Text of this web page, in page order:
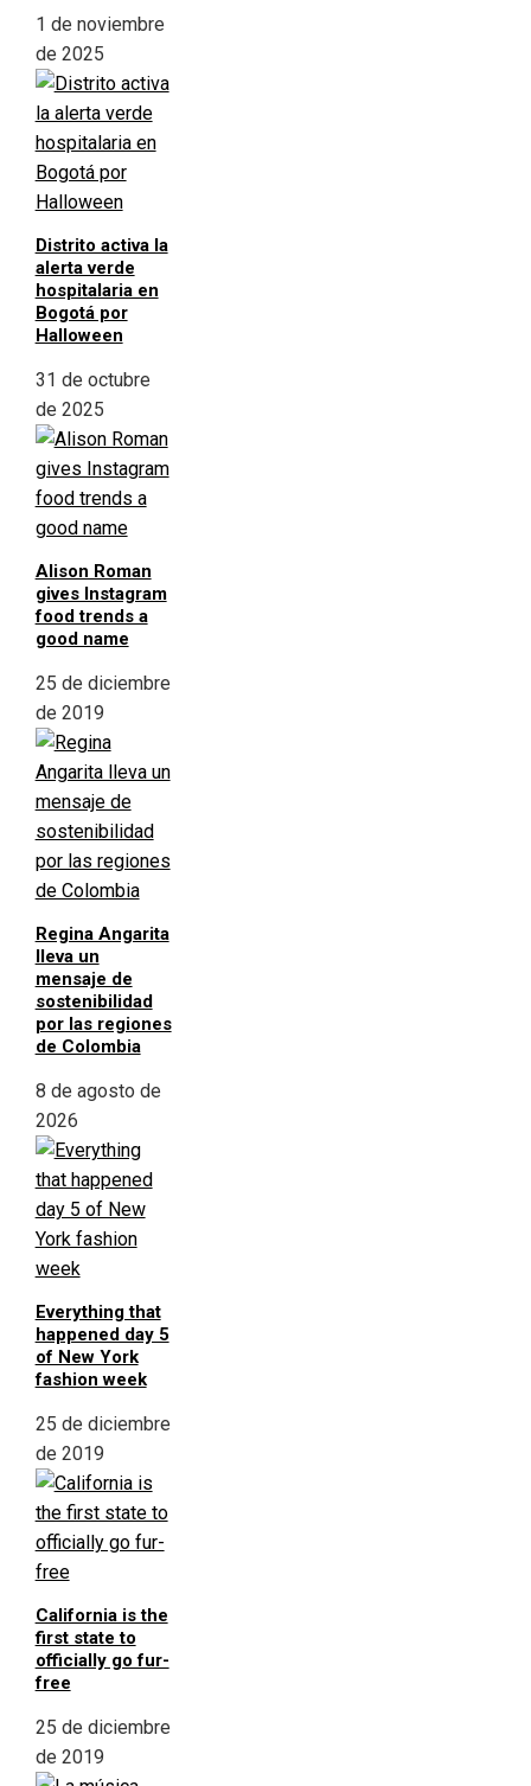
1 de noviembre
de 2025
Distrito activa la
alerta verde
hospitalaria en
Bogotá por
Halloween
31 de octubre
de 2025
Alison Roman
gives Instagram
food trends a
good name
25 de diciembre
de 2019
Regina Angarita
lleva un
mensaje de
sostenibilidad
por las regiones
de Colombia
8 de agosto de
2026
Everything that
happened day 5
of New York
fashion week
25 de diciembre
de 2019
California is the
first state to
officially go fur-
free
25 de diciembre
de 2019